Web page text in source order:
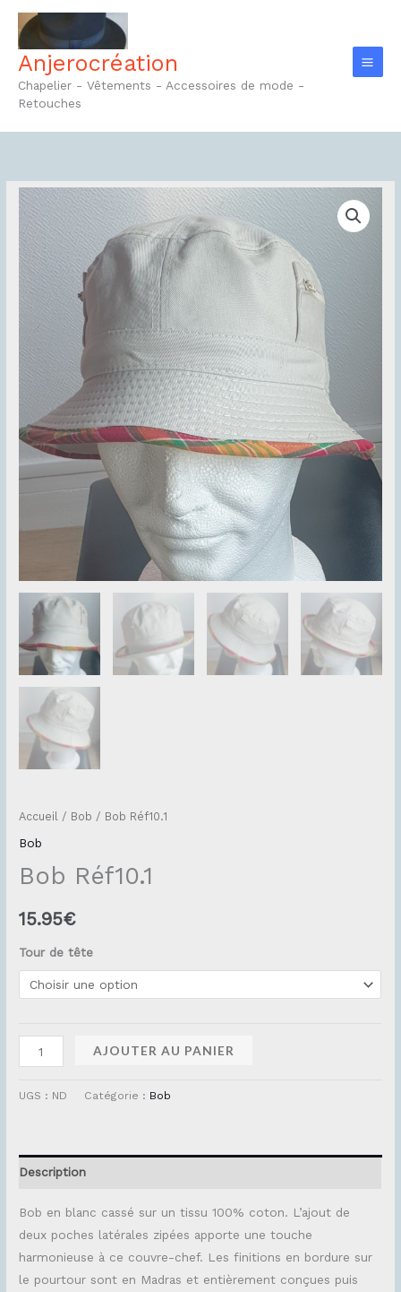
Aller
contenuAnjerocréation
Chapelier - Vêtements - Accessoires de mode -
Retouches
Accueil / Bob / Bob Réf10.1
Bob
Bob Réf10.1
15.95€
Tour de tête
quantité
de
Bob
Réf10.1
AJOUTER AU PANIER
UGS : ND Catégorie : Bob
Description
Bob en blanc cassé sur un tissu 100% coton. L’ajout de
deux poches latérales zipées apporte une touche
harmonieuse à ce couvre-chef. Les finitions en bordure sur
le pourtour sont en Madras et entièrement conçues puis